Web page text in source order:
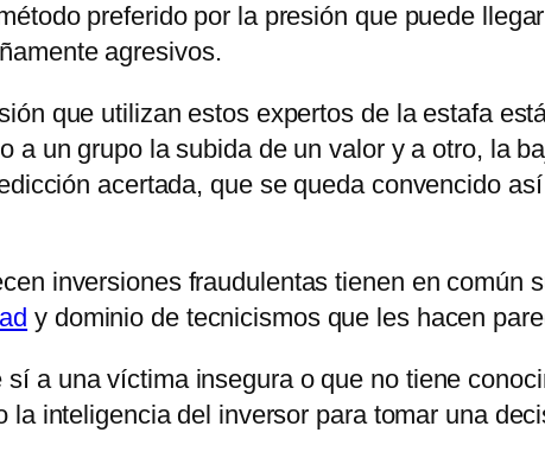
preferido por la presión que puede
agresivos.
que utilizan estos expertos de la estafa
a un grupo la subida de un valor y a otro, la
acertada, que se queda convencido
inversiones fraudulentas tienen en común
y dominio de tecnicismos que les hacen
a una víctima insegura o que no tiene
la inteligencia del inversor para tomar una